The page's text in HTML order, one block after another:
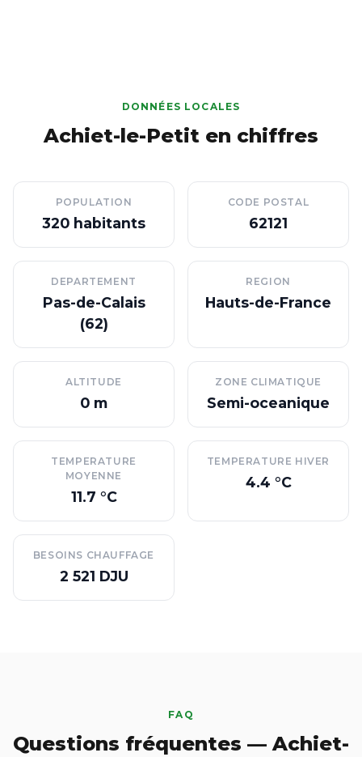
DONNÉES LOCALES
Achiet-le-Petit en chiffres
POPULATION
320 habitants
CODE POSTAL
62121
DEPARTEMENT
Pas-de-Calais
(62)
REGION
Hauts-de-France
ALTITUDE
0 m
ZONE CLIMATIQUE
Semi-oceanique
TEMPERATURE
MOYENNE
11.7 °C
TEMPERATURE HIVER
4.4 °C
BESOINS CHAUFFAGE
2 521 DJU
FAQ
Questions fréquentes — Achiet-